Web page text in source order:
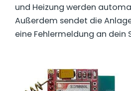
und Heizung werden
Außerdem sendet die
eine Fehlermeldung an dein